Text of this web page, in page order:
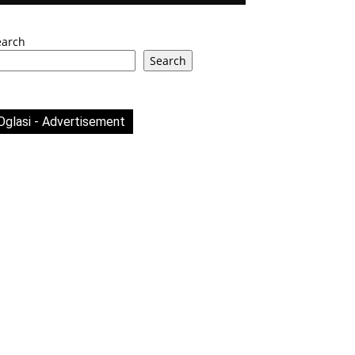
Search
- Advertisement